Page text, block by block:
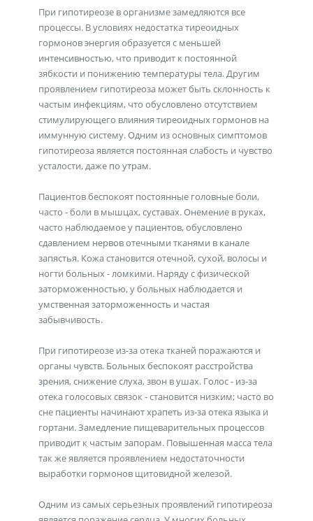
При гипотиреозе в организме замедляются все
процессы. В условиях недостатка тиреоидных
гормонов энергия образуется с меньшей
интенсивностью, что приводит к постоянной
зябкости и понижению температуры тела. Другим
проявлением гипотиреоза может быть склонность к
частым инфекциям, что обусловлено отсутствием
стимулирующего влияния тиреоидных гормонов на
иммунную систему. Одним из основных симптомов
гипотиреоза является постоянная слабость и чувство
усталости, даже по утрам.
Пациентов беспокоят постоянные головные боли,
часто - боли в мышцах, суставах. Онемение в руках,
часто наблюдаемое у пациентов, обусловлено
сдавлением нервов отечными тканями в канале
запястья. Кожа становится отечной, сухой, волосы и
ногти больных - ломкими. Наряду с физической
заторможенностью, у больных наблюдается и
умственная заторможенность и частая
забывчивость.
При гипотиреозе из-за отека тканей поражаются и
органы чувств. Больных беспокоят расстройства
зрения, снижение слуха, звон в ушах. Голос - из-за
отека голосовых связок - становится низким; часто во
сне пациенты начинают храпеть из-за отека языка и
гортани. Замедление пищеварительных процессов
приводит к частым запорам. Повышенная масса тела
так же является проявлением недостаточности
выработки гормонов щитовидной железой.
Одним из самых серьезных проявлений гипотиреоза